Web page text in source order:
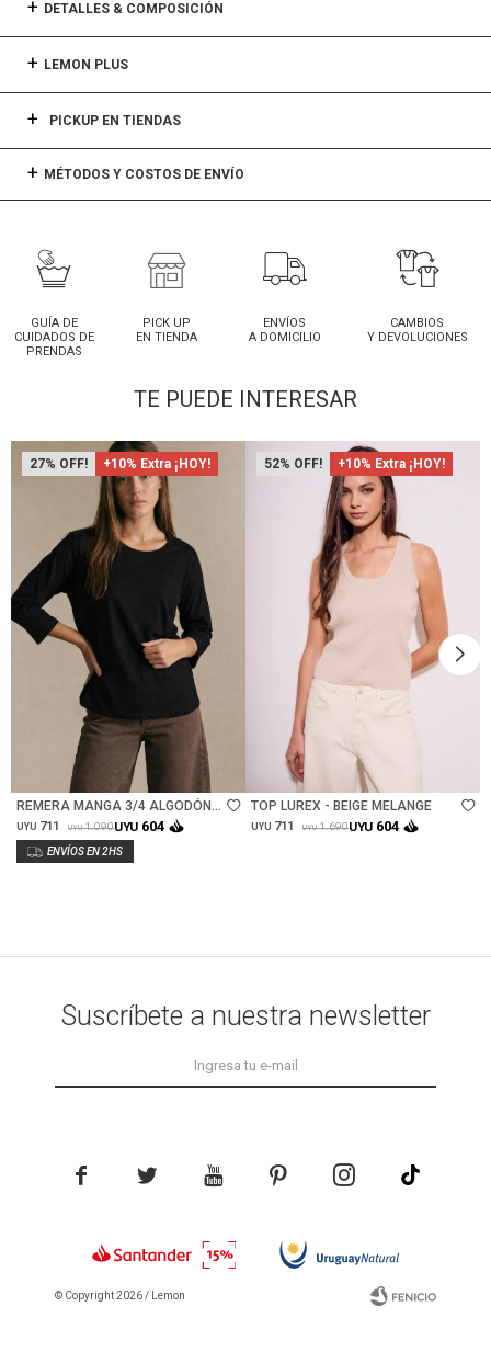
DETALLES & COMPOSICIÓN
LEMON PLUS
PICKUP EN TIENDAS
MÉTODOS Y COSTOS DE ENVÍO
GUÍA DE
CUIDADOS DE
PRENDAS
PICK UP
EN TIENDA
ENVÍOS
A DOMICILIO
CAMBIOS
Y DEVOLUCIONES
TE PUEDE INTERESAR
27 +10% Extra ¡HOY!
Talle
REMERA MANGA 3/4 ALGODÓN
ELASTANO - NEGRO
UYU 711 UYU 1.090UYU 604
52 +10% Extra ¡HOY!
Talle
TOP LUREX - BEIGE MELANGE
UYU 711 UYU 1.690UYU 604
Suscríbete a nuestra newsletter
    
© Copyright 2026 / Lemon